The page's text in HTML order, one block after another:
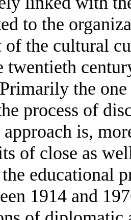
to the
of the cultural
twentieth
the
process of
is,
of close as
educational
1914 and